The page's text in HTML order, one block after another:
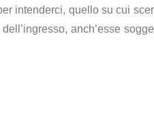
intenderci, quello su cui
anch’esse